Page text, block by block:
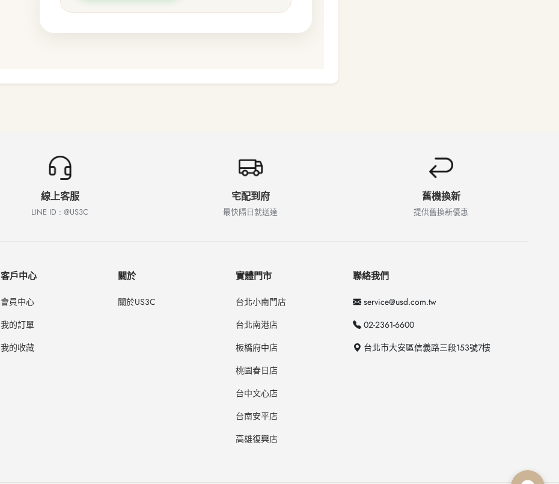
線上客服
LINE ID : @US3C
宅配到府
最快隔日就送達
舊機換新
提供舊換新優惠
客戶中心
會員中心
我的訂單
我的收藏
關於
關於US3C
實體門市
台北小南門店
台北南港店
板橋府中店
桃園春日店
台中文心店
台南安平店
高雄復興店
聯絡我們
service@usd.com.tw
02-2361-6600
台北市大安區信義路三段153號7樓